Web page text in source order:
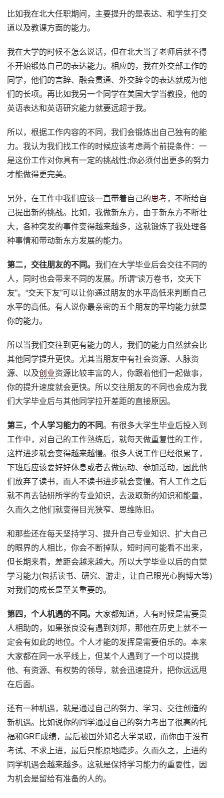
比如我在北大任职期间，主要提升的是表达、和学生打交
道以及教课方面的能力。
我在大学的时候不怎么说话，但在北大当了老师后就不得
不开始锻炼自己的表达能力。相应的，我在外交部工作的
同学，他们的言辞、融会贯通、外交辞令的表达就成为他
们的长项。再比如我另一个同学在美国大学当教授，他的
英语表达和英语研究能力就要远超于我。
所以，根据工作内容的不同，我们会锻炼出自己独有的能
力。我认为我们找工作的时候应该考虑两个前提条件：一
是这份工作对你具有一定的挑战性;你必须付出更多的努力
才能做得更完美。
另外，在工作中我们应该一直带着自己的思考，不断给自
己提出新的挑战。比如，我做新东方，由于新东方不断壮
大，各种突发的事件变得越来越多，这就锻炼了我处理各
种事情和带动新东方发展的能力。
第二，交往朋友的不同。我们在大学毕业后会交往不同的
人，同时也会带来不同的发展。所谓“读万卷书，交天下
友”。“交天下友”可以让你通过朋友的水平高低来判断自己
水平的高低。有人说你最亲密的五个朋友的平均能力就是
你的能力。
所以当我们交往到更有能力的人，我们的能力自然就会比
其他同学提升更快。尤其当朋友中有社会资源、人脉资
源、以及创业资源比较丰富的人，你跟着他们一起做事，
你的提升速度就会更快。所以交往朋友的不同也会成为我
们大学毕业后与其他同学拉开差距的直接原因。
第三，个人学习能力的不同。有很多大学生毕业后投入到
工作中，对自己的工作熟练后，就每天做重复性的工作，
这样进步就会变得越来越慢。很多人说工作已经很累了，
下班后应该要好好休息或者去做运动、参加活动，因此他
们放弃了读书，而人不读书进步就会变慢。有人工作之后
就不再去钻研所学的专业知识，去汲取新的知识和能量，
久而久之他们就变得目光狭窄、思维陈旧。
和那些还在每天坚持学习、提升自己专业知识、扩大自己
的眼界的人相比，你会不断掉队，短时间可能看不出来，
但长期来看，差距会越来越大。所以大学毕业以后的自觉
学习能力(包括读书、研究、游走，让自己眼光心胸博大等)
对我们的成长是至关重要的。
第四，个人机遇的不同。 大家都知道，人有时候是需要贵
人相助的，如果张良没有遇到刘邦，那他在历史上就不一
定会有如此的地位。个人才能的发挥是需要伯乐的。本来
大家都在同一水平线上，但某个人遇到了一个可以提携
他、有资源、有权势的领导，就会迅速提升，把你远远甩
在后面。
还有一种机遇，就是通过自己的努力、学习、交往创造的
新机遇。比如说你的同学通过自己的努力考出了很高的托
福和GRE成绩，最后被国外知名大学录取，而你由于没有
考试、不求上进，最后只能原地踏步。久而久之，上进的
同学机遇会越来越多。这就是保持学习能力的重要性，因
为机会是留给有准备的人的。